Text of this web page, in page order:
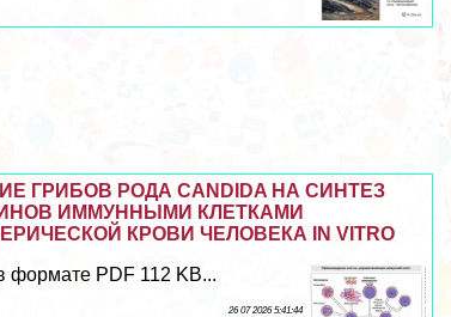
ГРИБОВ РОДА CANDIDA НА СИНТЕЗ
ИММУННЫМИ КЛЕТКАМИ
КРОВИ ЧЕЛОВЕКА IN VITRO
формате PDF 112 KB...
26 07 2026 5:41:44